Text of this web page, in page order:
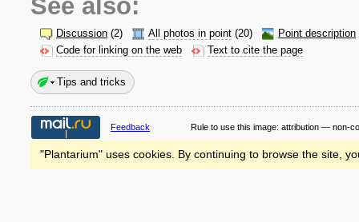
See also:
Discussion (2) All photos in point (20)
Point description
Code for linking on the web
Text to cite the page
Tips and tricks
Feedback Rule to use this image: attribution — non-
"Plantarium" uses cookies. By continuing to browse the site,